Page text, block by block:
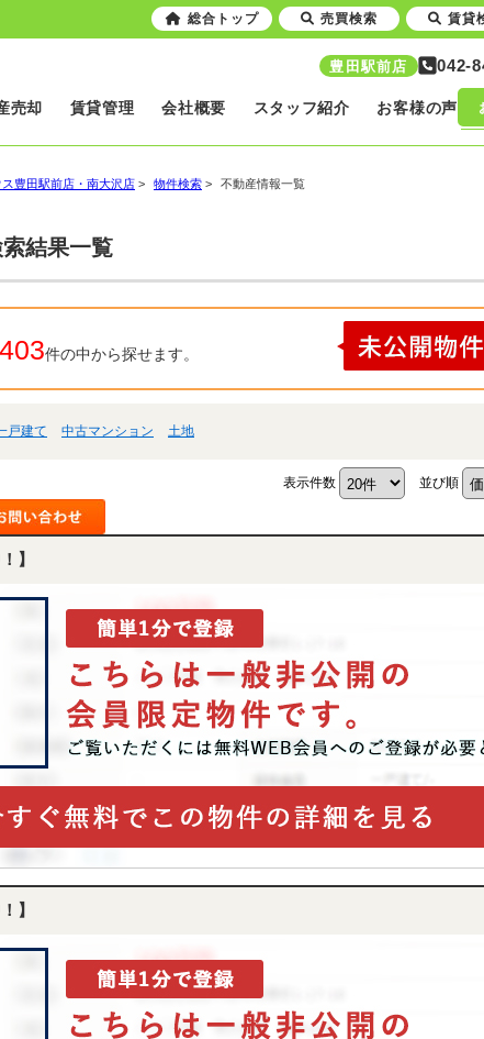
豊田駅前店 042-
売却 賃貸管理 会社概要 スタッフ紹介 お客様の声
豊田駅前店・南大沢店 > 物件検索 > 不動産情報一覧
結果一覧
403件の中から探せます。
戸建て 中古マンション 土地
表示件数 並び順
】
】
総合トップ 売買検索 賃貸